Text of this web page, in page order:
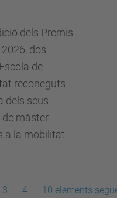
dels Premis
dos
de
reconeguts
dels seus
màster
a la mobilitat
3 4 10 elements